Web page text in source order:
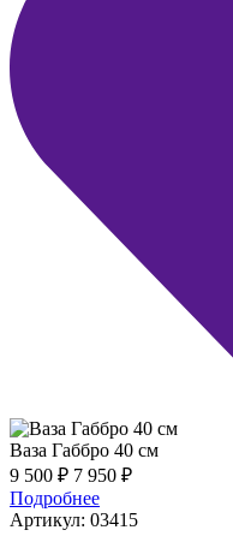
Ваза Габбро 40 см
9 500 ₽ 7 950 ₽
Подробнее
Артикул: 03415